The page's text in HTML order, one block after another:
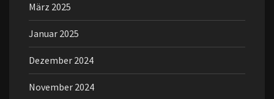
März 2025
Januar 2025
Dezember 2024
November 2024